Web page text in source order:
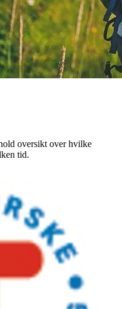
oversikt over hvilke
tid.